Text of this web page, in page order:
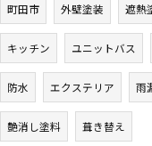
町田市 外壁塗装 遮熱
キッチン ユニットバス
防水 エクステリア 雨
艶消し塗料 葺き替え